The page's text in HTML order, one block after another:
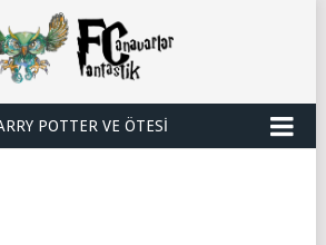
POTTER VE ÖTESI